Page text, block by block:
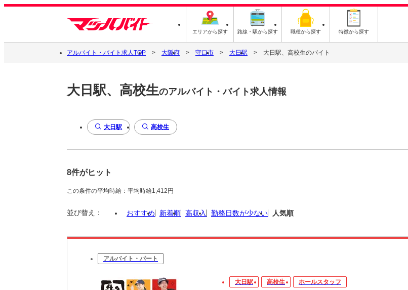
エリアから探す 路線・駅から探す 職種から探す 特徴から探す
アルバイト・バイト求人TOP 大阪府 守口市 大日駅 大日駅、高校生のバイト
大日駅、高校生のアルバイト・バイト求人情報
大日駅 高校生
8件がヒット
この条件の平均時給：平均時給1,412円
並び替え： おすすめ 新着順 高収入 勤務日数が少ない 人気順
アルバイト・パート
大日駅 高校生 ホールスタッフ